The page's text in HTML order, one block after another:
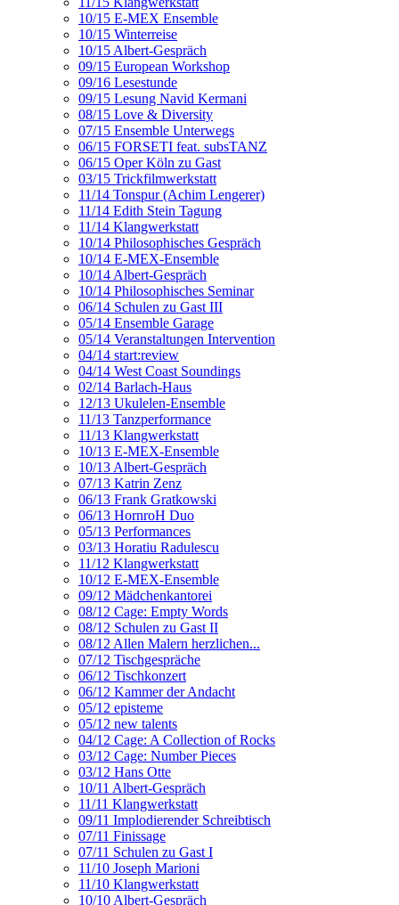
10/15 E-MEX Ensemble
10/15 Winterreise
10/15 Albert-Gespräch
09/15 European Workshop
09/16 Lesestunde
09/15 Lesung Navid Kermani
08/15 Love & Diversity
07/15 Ensemble Unterwegs
06/15 FORSETI feat. subsTANZ
06/15 Oper Köln zu Gast
03/15 Trickfilmwerkstatt
11/14 Tonspur (Achim Lengerer)
11/14 Edith Stein Tagung
11/14 Klangwerkstatt
10/14 Philosophisches Gespräch
10/14 E-MEX-Ensemble
10/14 Albert-Gespräch
10/14 Philosophisches Seminar
06/14 Schulen zu Gast III
05/14 Ensemble Garage
05/14 Veranstaltungen Intervention
04/14 start:review
04/14 West Coast Soundings
02/14 Barlach-Haus
12/13 Ukulelen-Ensemble
11/13 Tanzperformance
11/13 Klangwerkstatt
10/13 E-MEX-Ensemble
10/13 Albert-Gespräch
07/13 Katrin Zenz
06/13 Frank Gratkowski
06/13 HornroH Duo
05/13 Performances
03/13 Horatiu Radulescu
11/12 Klangwerkstatt
10/12 E-MEX-Ensemble
09/12 Mädchenkantorei
08/12 Cage: Empty Words
08/12 Schulen zu Gast II
08/12 Allen Malern herzlichen...
07/12 Tischgespräche
06/12 Tischkonzert
06/12 Kammer der Andacht
05/12 episteme
05/12 new talents
04/12 Cage: A Collection of Rocks
03/12 Cage: Number Pieces
03/12 Hans Otte
10/11 Albert-Gespräch
11/11 Klangwerkstatt
09/11 Implodierender Schreibtisch
07/11 Finissage
07/11 Schulen zu Gast I
11/10 Joseph Marioni
11/10 Klangwerkstatt
10/10 Albert-Gespräch